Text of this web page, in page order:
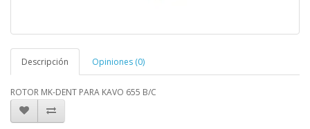
Descripción Opiniones (0)
ROTOR MK-DENT PARA KAVO 655 B/C